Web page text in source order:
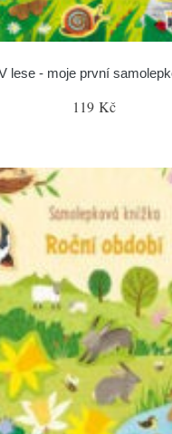
lese - moje první
119 Kč